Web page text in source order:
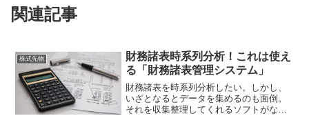
関連記事
株式先物
財務諸表時系列分析！これは使え
る「財務諸表管理システム」
財務諸表を時系列分析したい。しかし、
いざとなるとデータを集めるのも面倒。
それを収集整理してくれるソフトがない